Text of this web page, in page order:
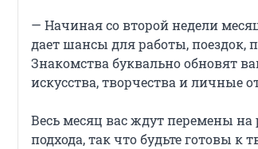
— Начиная со второй недели
дает шансы для работы, поездок,
Знакомства буквально обновят
искусства, творчества и личные
Весь месяц вас ждут перемены на
подхода, так что будьте готовы к